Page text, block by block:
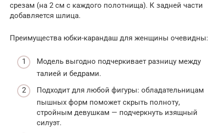
срезам (на 2 см с каждого полотнища). К задней части
добавляется шлица.
Преимущества юбки-карандаш для женщины очевидны:
Модель выгодно подчеркивает разницу между
талией и бедрами.
Подходит для любой фигуры: обладательницам
пышных форм поможет скрыть полноту,
стройным девушкам — подчеркнуть изящный
силуэт.